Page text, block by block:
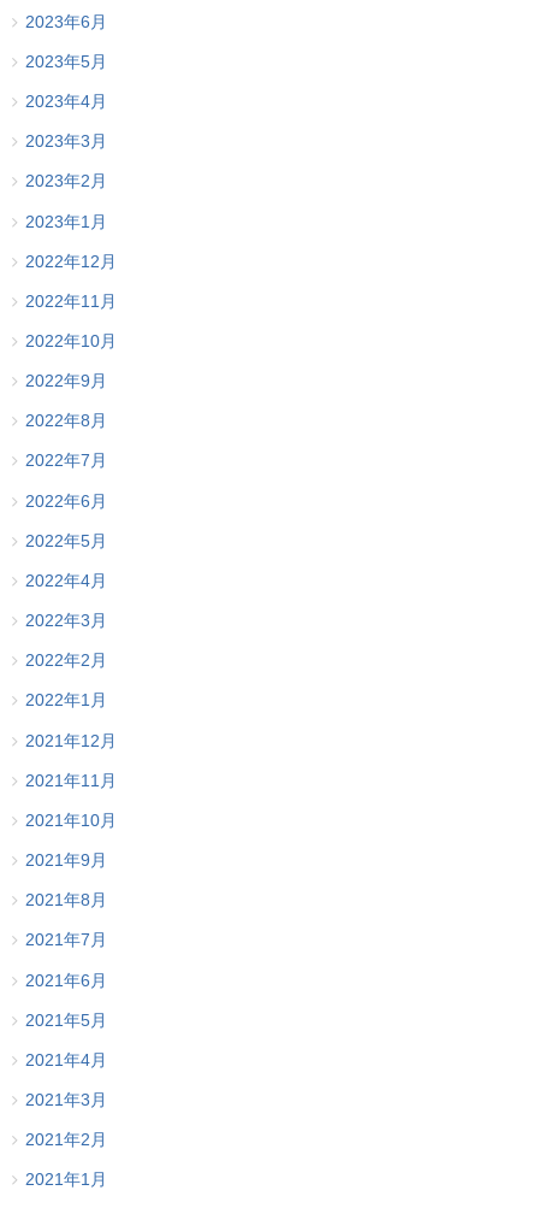
2023年6月
2023年5月
2023年4月
2023年3月
2023年2月
2023年1月
2022年12月
2022年11月
2022年10月
2022年9月
2022年8月
2022年7月
2022年6月
2022年5月
2022年4月
2022年3月
2022年2月
2022年1月
2021年12月
2021年11月
2021年10月
2021年9月
2021年8月
2021年7月
2021年6月
2021年5月
2021年4月
2021年3月
2021年2月
2021年1月